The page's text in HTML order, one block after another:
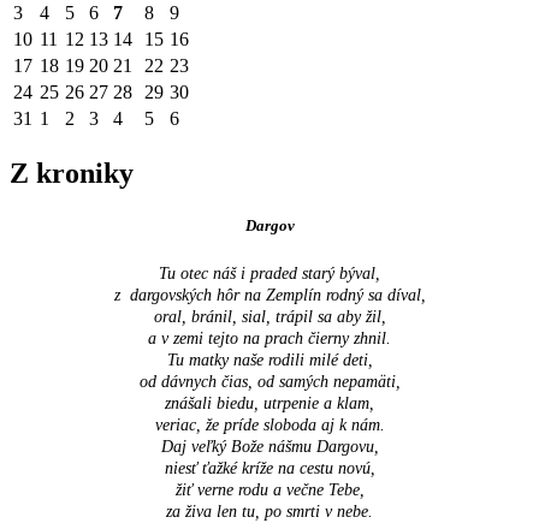
3
4 5 6 7 8
9
10 11 12 13 14 15 16
17 18 19 20 21 22 23
24 25 26 27 28 29 30
31 1 2 3 4 5 6
Z kroniky
Dargov
Tu otec náš i praded starý býval,
z dargovských hôr na Zemplín rodný sa díval,
oral, bránil, sial, trápil sa aby žil,
a v zemi tejto na prach čierny zhnil.
Tu matky naše rodili milé deti,
od dávnych čias, od samých nepamäti,
znášali biedu, utrpenie a klam,
veriac, že príde sloboda aj k nám.
Daj veľký Bože nášmu Dargovu,
niesť ťažké kríže na cestu novú,
žiť verne rodu a večne Tebe,
za živa len tu, po smrti v nebe.